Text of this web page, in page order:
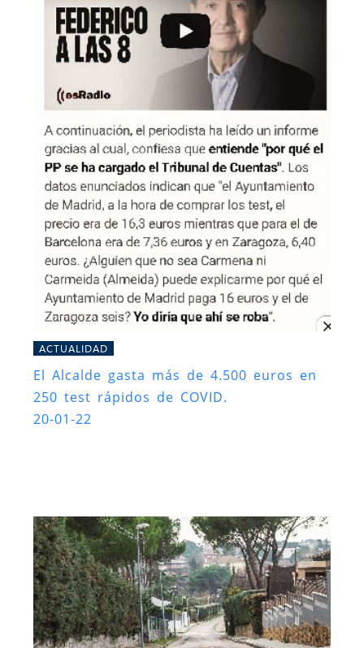
ACTUALIDAD
El Alcalde gasta más de 4.500 euros en
250 test rápidos de COVID.
20-01-22